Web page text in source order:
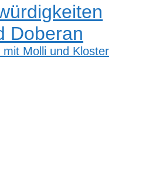
Doberan
mit Molli und Kloster